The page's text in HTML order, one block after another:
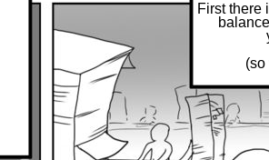
First there
(so